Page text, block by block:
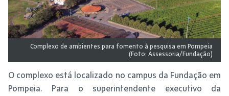
Complexo de ambientes para fomento à pesquisa em Pompeia
(Foto: Assessoria/Fundação)
O complexo está localizado no campus da Fundação em
Pompeia. Para o superintendente executivo da